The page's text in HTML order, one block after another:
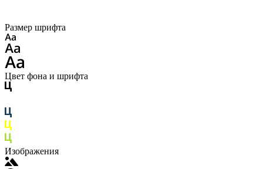
Размер шрифта
Цвет фона и шрифта
Изображения